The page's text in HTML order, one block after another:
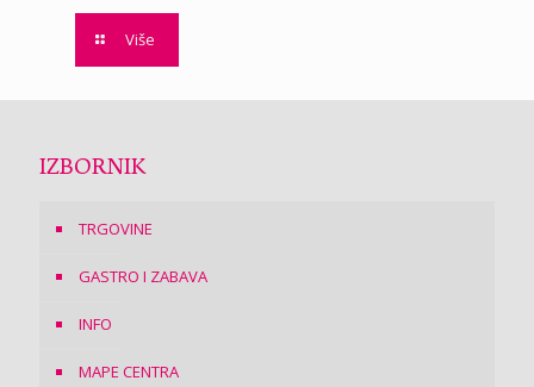
Više
IZBORNIK
TRGOVINE
GASTRO I ZABAVA
INFO
MAPE CENTRA